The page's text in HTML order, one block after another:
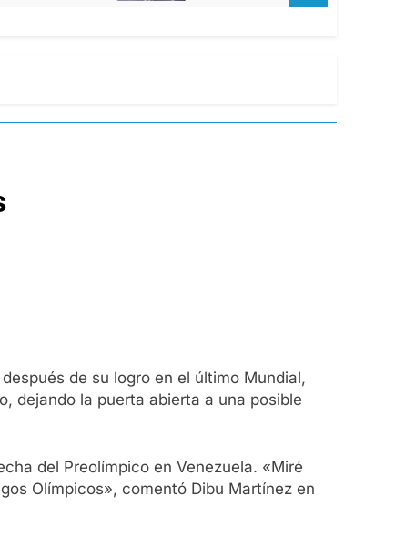
de su logro en el último Mundial,
dejando la puerta abierta a una posible
del Preolímpico en Venezuela. «Miré
Olímpicos», comentó Dibu Martínez en